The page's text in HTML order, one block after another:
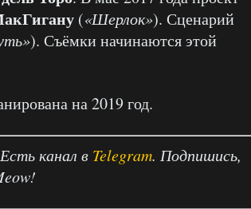
(«Шерлок»). Сценарий
). Съёмки начинаются этой
на 2019 год.
канал в Telegram. Подпишись,